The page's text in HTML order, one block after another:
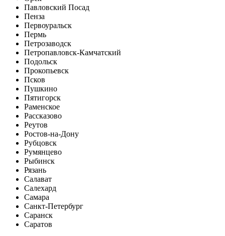
Павловский Посад
Пенза
Первоуральск
Пермь
Петрозаводск
Петропавловск-Камчатский
Подольск
Прокопьевск
Псков
Пушкино
Пятигорск
Раменское
Рассказово
Реутов
Ростов-на-Дону
Рубцовск
Румянцево
Рыбинск
Рязань
Салават
Салехард
Самара
Санкт-Петербург
Саранск
Саратов